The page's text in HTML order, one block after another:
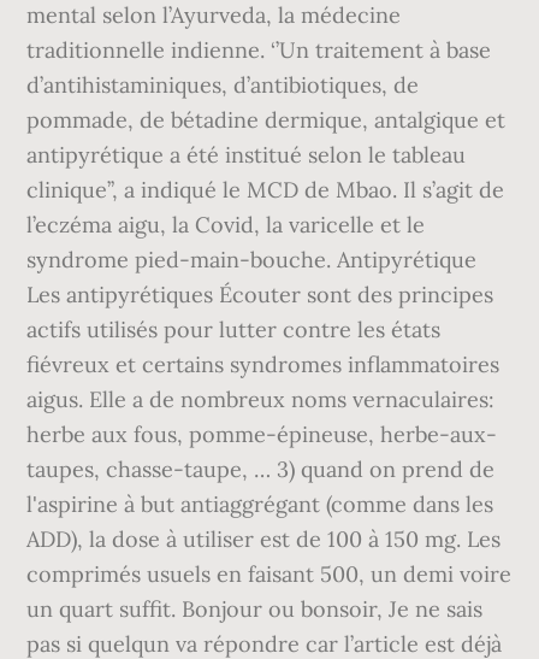
mental selon l’Ayurveda, la médecine
traditionnelle indienne. ‘’Un traitement à base
d’antihistaminiques, d’antibiotiques, de
pommade, de bétadine dermique, antalgique et
antipyrétique a été institué selon le tableau
clinique’’, a indiqué le MCD de Mbao. Il s’agit de
l’eczéma aigu, la Covid, la varicelle et le
syndrome pied-main-bouche. Antipyrétique
Les antipyrétiques Écouter sont des principes
actifs utilisés pour lutter contre les états
fiévreux et certains syndromes inflammatoires
aigus. Elle a de nombreux noms vernaculaires:
herbe aux fous, pomme-épineuse, herbe-aux-
taupes, chasse-taupe, … 3) quand on prend de
l'aspirine à but antiaggrégant (comme dans les
ADD), la dose à utiliser est de 100 à 150 mg. Les
comprimés usuels en faisant 500, un demi voire
un quart suffit. Bonjour ou bonsoir, Je ne sais
pas si quelqun va répondre car l’article est déjà